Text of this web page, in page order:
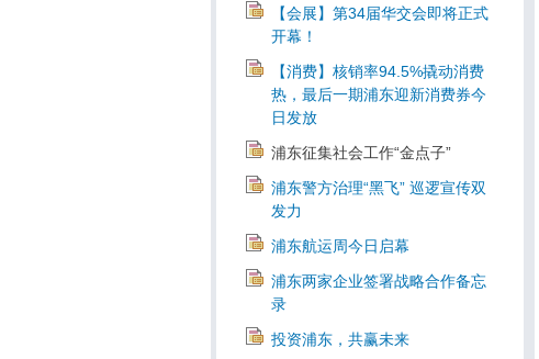
【会展】第34届华交会即将正式
开幕！
【消费】核销率94.5%撬动消费
热，最后一期浦东迎新消费券今
日发放
浦东征集社会工作“金点子”
浦东警方治理“黑飞” 巡逻宣传双
发力
浦东航运周今日启幕
浦东两家企业签署战略合作备忘
录
投资浦东，共赢未来